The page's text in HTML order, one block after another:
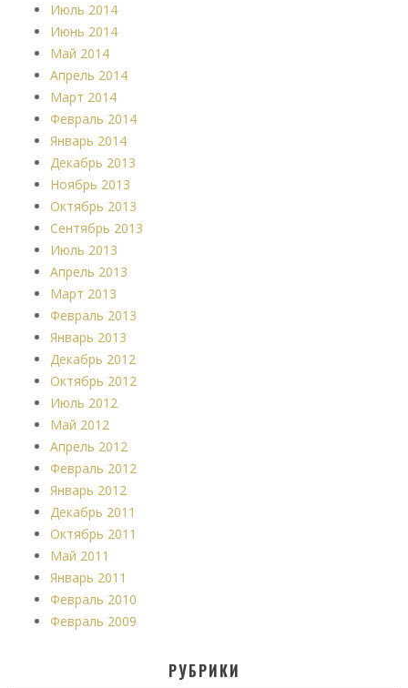
Июль 2014
Июнь 2014
Май 2014
Апрель 2014
Март 2014
Февраль 2014
Январь 2014
Декабрь 2013
Ноябрь 2013
Октябрь 2013
Сентябрь 2013
Июль 2013
Апрель 2013
Март 2013
Февраль 2013
Январь 2013
Декабрь 2012
Октябрь 2012
Июль 2012
Май 2012
Апрель 2012
Февраль 2012
Январь 2012
Декабрь 2011
Октябрь 2011
Май 2011
Январь 2011
Февраль 2010
Февраль 2009
РУБРИКИ